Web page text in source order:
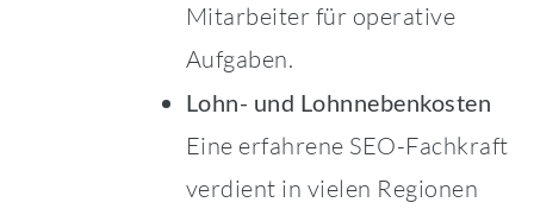
Mitarbeiter für operative
Aufgaben.
Lohn- und Lohnnebenkosten
Eine erfahrene SEO-Fachkraft
verdient in vielen Regionen